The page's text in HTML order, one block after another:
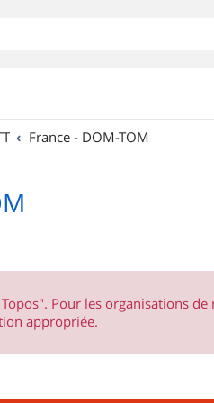
France - DOM-TOM
Pour les organisations
appropriée.